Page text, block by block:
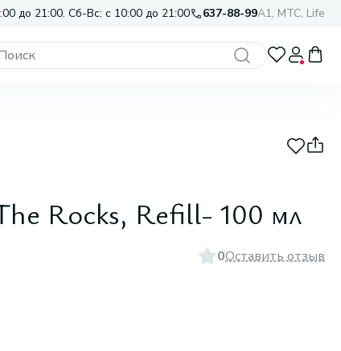
до 21:00. Сб-Вс: с 10:00 до 21:00 637-88-99A1, МТС, Life
Rocks, Refill- 100 мл
0Оставить отзыв